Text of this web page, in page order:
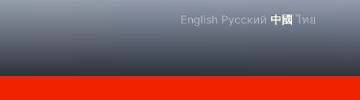
English Русский 中國 ไทย